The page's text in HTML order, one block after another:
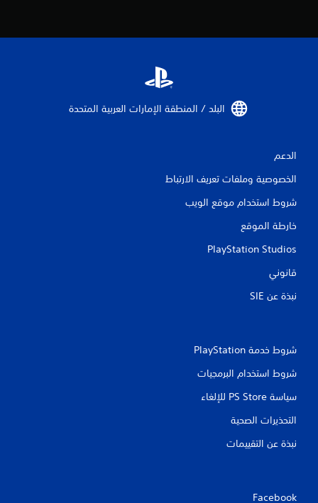
البلد / المنطقة الإمارات العربية المتحدة‏
الدعم
الخصوصية وملفات تعريف الارتباط
شروط استخدام موقع الويب
خارطة الموقع
PlayStation Studios
قانوني
نبذة عن SIE‏
شروط خدمة PlayStation‏
شروط استخدام البرمجيات
سياسة PS Store للإلغاء
التحذيرات الصحية
نبذة عن التقييمات
Facebook